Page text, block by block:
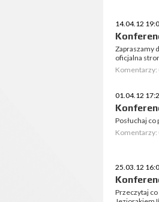
14.04.12
Zapraszamy
oficjalna
Komentarzy:
01.04.12
Posłuchaj
Komentarzy:
25.03.12
Przeczytaj